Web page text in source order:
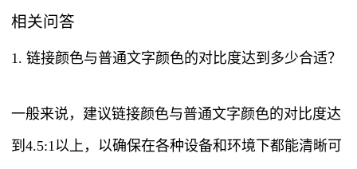
相关问答
1. 链接颜色与普通文字颜色的对比度达到多少合适？
一般来说，建议链接颜色与普通文字颜色的对比度达
到4.5:1以上，以确保在各种设备和环境下都能清晰可